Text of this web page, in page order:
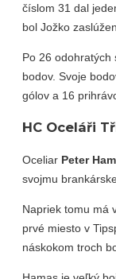
číslom 31 dal
bol Jožko
Po 26 odohratých
bodov. Svoje
gólov a 16
HC Oceláři
Oceliar Peter
svojmu
Napriek tomu má
prvé miesto v
náskokom troch